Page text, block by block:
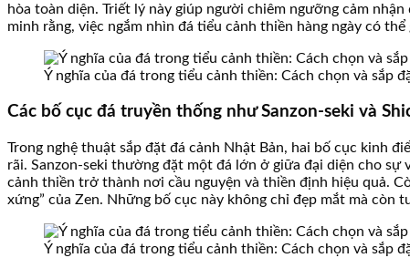
hòa toàn diện. Triết lý này giúp người chiêm ngưỡng cảm
minh rằng, việc ngắm nhìn đá tiểu cảnh thiền hàng ngày có
Ý nghĩa của đá trong tiểu cảnh thiền: Cách chọn và sắp
Các bố cục đá truyền thống như Sanzon-seki và
Trong nghệ thuật sắp đặt đá cảnh Nhật Bản, hai bố cục kinh
rãi. Sanzon-seki thường đặt một đá lớn ở giữa đại diện cho
cảnh thiền trở thành nơi cầu nguyện và thiền định hiệu quả.
xứng” của Zen. Những bố cục này không chỉ đẹp mắt mà
Ý nghĩa của đá trong tiểu cảnh thiền: Cách chọn và sắp